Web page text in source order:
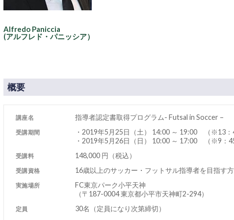
Alfredo Paniccia
(アルフレド・パニッシア）
概要
講座名 指導者認定書取得プログラム- Futsal in Soccer –
受講期間
・2019年5月25日（土） 14:00 ～ 19:00 （※13：
・2019年5月26日（日） 10:00 ～ 17:00 （※9：45
受講料 148,000 円（税込）
受講資格 16歳以上のサッカー・フットサル指導者を目指す方
実施場所
FC東京パーク小平天神
（〒187-0004 東京都小平市天神町2-294）
定員 30名（定員になり次第締切）